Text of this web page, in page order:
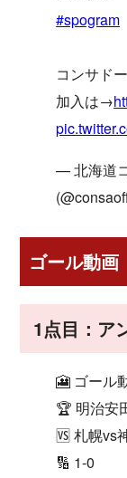
#spogram
コンサド
加入は→
— 北海道
ゴール動画
1点目：ア
🎦 ゴール
🏆 明治安
🆚 札幌vs
🔢 1-0